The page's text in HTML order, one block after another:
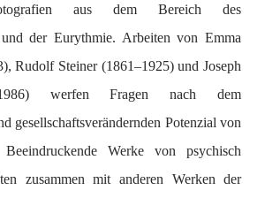
aus dem Bereich des
und der Eurythmie. Arbeiten von Emma
Rudolf Steiner (1861–1925)und Joseph
werfen Fragen nach dem
gesellschaftsverändernden Potenzial von
Beeindruckende Werke von psychisch
zusammen mit anderen Werken der